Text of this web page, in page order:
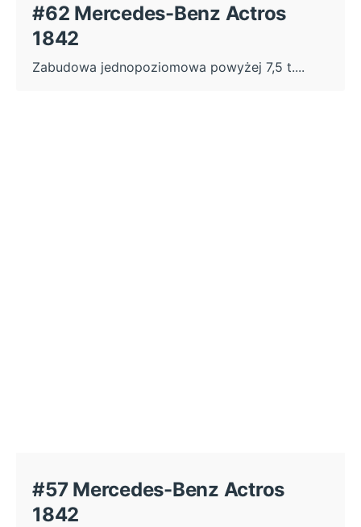
#62 Mercedes-Benz Actros
1842
Zabudowa jednopoziomowa powyżej 7,5 t....
#57 Mercedes-Benz Actros
1842